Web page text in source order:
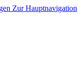
Zur Hauptnavigation